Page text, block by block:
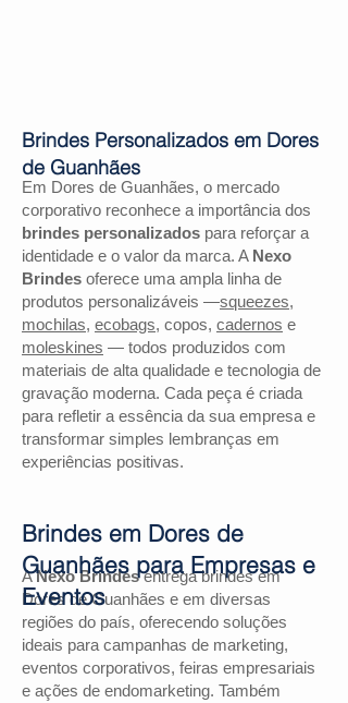
Em Dores de Guanhães, o mercado
corporativo reconhece a importância dos
brindes personalizados para reforçar a
identidade e o valor da marca. A Nexo
Brindes oferece uma ampla linha de
produtos personalizáveis —squeezes,
mochilas, ecobags, copos, cadernos e
moleskines — todos produzidos com
materiais de alta qualidade e tecnologia de
gravação moderna. Cada peça é criada
para refletir a essência da sua empresa e
transformar simples lembranças em
experiências positivas.
ANexo Brindesentrega brindes em
Dores de Guanhães e em diversas
regiões do país, oferecendo soluções
ideais para campanhas de marketing,
eventos corporativos, feiras empresariais
e ações de endomarketing. Também
Brindes Personalizados em Dores
de Guanhães
Brindes em Dores de
Guanhães para Empresas e
Eventos